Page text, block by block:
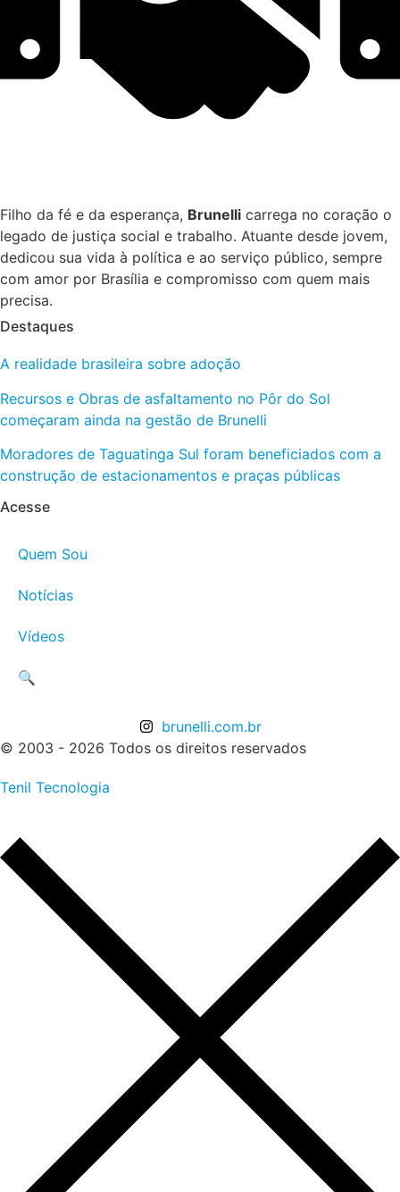
Filho da fé e da esperança, Brunelli carrega no coração o
legado de justiça social e trabalho. Atuante desde jovem,
dedicou sua vida à política e ao serviço público, sempre
com amor por Brasília e compromisso com quem mais
precisa.
Destaques
A realidade brasileira sobre adoção
Recursos e Obras de asfaltamento no Pôr do Sol
começaram ainda na gestão de Brunelli
Moradores de Taguatinga Sul foram beneficiados com a
construção de estacionamentos e praças públicas
Acesse
Quem Sou
Notícias
Vídeos
🔍
brunelli.com.br
© 2003 - 2026 Todos os direitos reservados
Tenil Tecnologia